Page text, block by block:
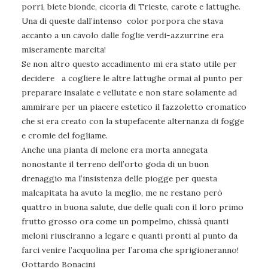
porri, biete bionde, cicoria di Trieste, carote e lattughe.
Una di queste dall’intenso color porpora che stava
accanto a un cavolo dalle foglie verdi-azzurrine era
miseramente marcita!
Se non altro questo accadimento mi era stato utile per
decidere a cogliere le altre lattughe ormai al punto per
preparare insalate e vellutate e non stare solamente ad
ammirare per un piacere estetico il fazzoletto cromatico
che si era creato con la stupefacente alternanza di fogge
e cromie del fogliame.
Anche una pianta di melone era morta annegata
nonostante il terreno dell’orto goda di un buon
drenaggio ma l’insistenza delle piogge per questa
malcapitata ha avuto la meglio, me ne restano però
quattro in buona salute, due delle quali con il loro primo
frutto grosso ora come un pompelmo, chissà quanti
meloni riusciranno a legare e quanti pronti al punto da
farci venire l’acquolina per l’aroma che sprigioneranno!
Gottardo Bonacini